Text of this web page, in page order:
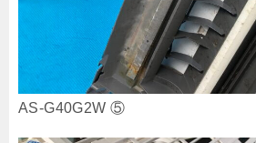
AS-G40G2W ⑤